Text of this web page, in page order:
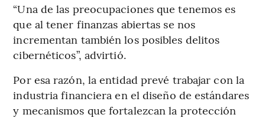
“Una de las preocupaciones que tenemos es
que al tener finanzas abiertas se nos
incrementan también los posibles delitos
cibernéticos”, advirtió.
Por esa razón, la entidad prevé trabajar con la
industria financiera en el diseño de estándares
y mecanismos que fortalezcan la protección